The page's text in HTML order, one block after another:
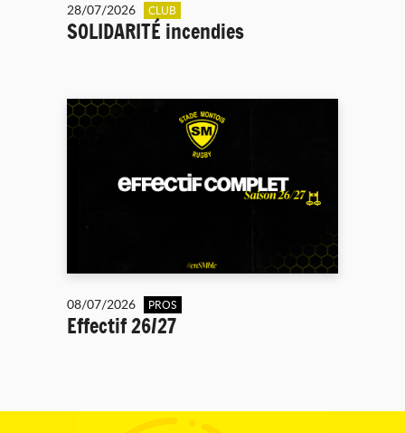
28/07/2026 CLUB
SOLIDARITÉ incendies
08/07/2026 PROS
Effectif 26/27